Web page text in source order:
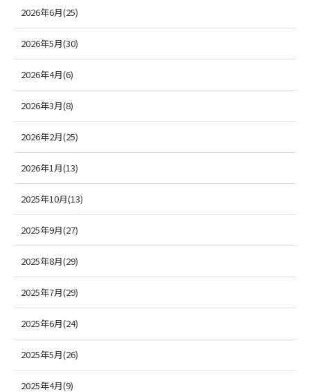
2026年6月(25)
2026年5月(30)
2026年4月(6)
2026年3月(8)
2026年2月(25)
2026年1月(13)
2025年10月(13)
2025年9月(27)
2025年8月(29)
2025年7月(29)
2025年6月(24)
2025年5月(26)
2025年4月(9)